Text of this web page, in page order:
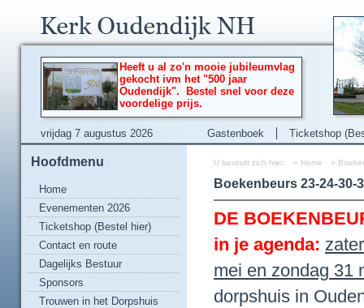
vrijdag 7 augustus 2026 Gastenboek Ticketshop
Heeft u al zo'n mooie jubileumvlag
gekocht ivm het "500 jaar
Oudendijk". Bestel snel voor deze
voordelige prijs.
Hoofdmenu
Home
Evenementen 2026
Ticketshop (Bestel hier)
Contact en route
Dagelijks Bestuur
Sponsors
Trouwen in het Dorpshuis
U bevindt zich hier: » Home »
Boekenbeurs 23-24-30-
DE
in je agenda:
mei en zondag 31
dorpshuis in